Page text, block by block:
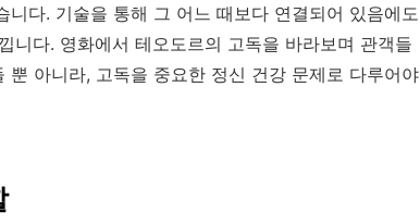
다. 기술을 통해 그 어느 때보다 연결되어 있음에도
니다. 영화에서 테오도르의 고독을 바라보며 관객들
아니라, 고독을 중요한 정신 건강 문제로 다루어야